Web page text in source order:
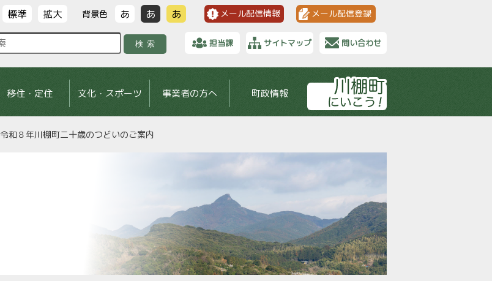
標準 拡大 背景色 あ あ あ メール配信情報 メール配信登録
検索 担当課 サイトマップ 問い合わせ
移住・定住 文化・スポーツ 事業者の方へ 町政情報
令和８年川棚町二十歳のつどいのご案内